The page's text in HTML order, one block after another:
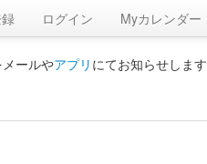
ログイン Myカレンダー
ールやアプリ にてお知らせします